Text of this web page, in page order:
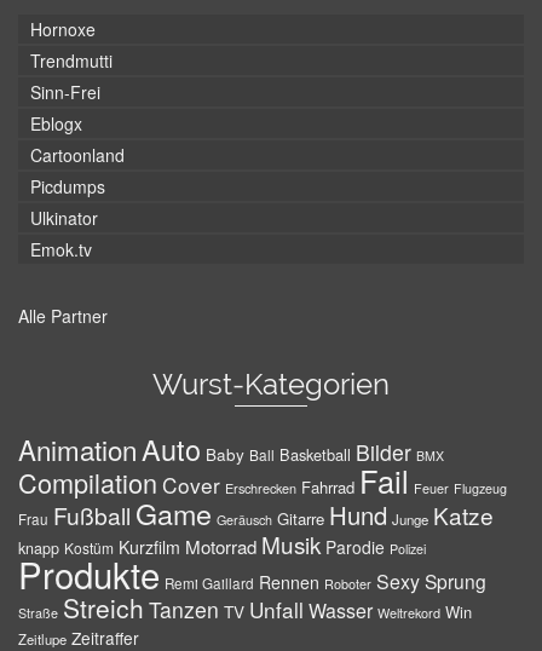
Hornoxe
Trendmutti
Sinn-Frei
Eblogx
Cartoonland
Picdumps
Ulkinator
Emok.tv
Alle Partner
Wurst-Kategorien
AnimationAuto Baby Ball Basketball Bilder BMX
Compilation Cover Erschrecken Fahrrad Fail Feuer Flugzeug
Frau Fußball Game Geräusch Gitarre Hund Junge Katze
knapp Kostüm Kurzfilm Motorrad Musik Parodie Polizei
Produkte Remi Gaillard Rennen Roboter SexySprung
Straße Streich Tanzen TV Unfall Wasser Weltrekord Win
Zeitlupe Zeitraffer